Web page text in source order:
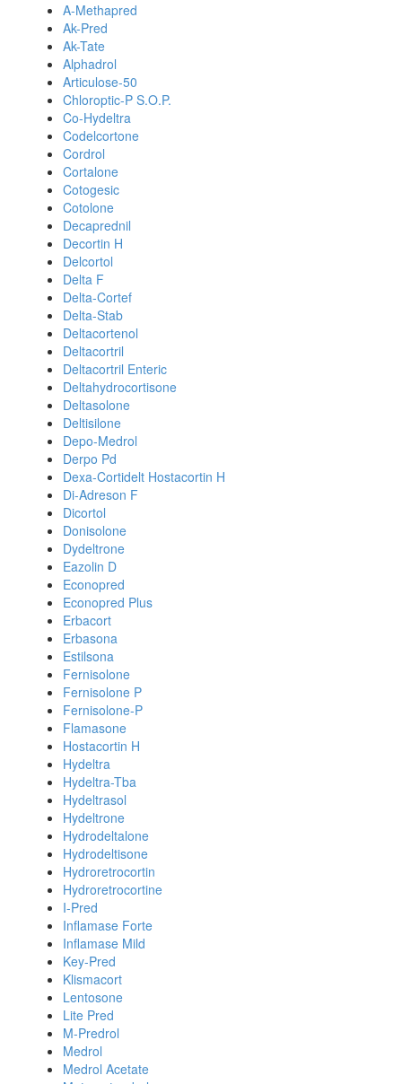
A-Methapred
Ak-Pred
Ak-Tate
Alphadrol
Articulose-50
Chloroptic-P S.O.P.
Co-Hydeltra
Codelcortone
Cordrol
Cortalone
Cotogesic
Cotolone
Decaprednil
Decortin H
Delcortol
Delta F
Delta-Cortef
Delta-Stab
Deltacortenol
Deltacortril
Deltacortril Enteric
Deltahydrocortisone
Deltasolone
Deltisilone
Depo-Medrol
Derpo Pd
Dexa-Cortidelt Hostacortin H
Di-Adreson F
Dicortol
Donisolone
Dydeltrone
Eazolin D
Econopred
Econopred Plus
Erbacort
Erbasona
Estilsona
Fernisolone
Fernisolone P
Fernisolone-P
Flamasone
Hostacortin H
Hydeltra
Hydeltra-Tba
Hydeltrasol
Hydeltrone
Hydrodeltalone
Hydrodeltisone
Hydroretrocortin
Hydroretrocortine
I-Pred
Inflamase Forte
Inflamase Mild
Key-Pred
Klismacort
Lentosone
Lite Pred
M-Predrol
Medrol
Medrol Acetate